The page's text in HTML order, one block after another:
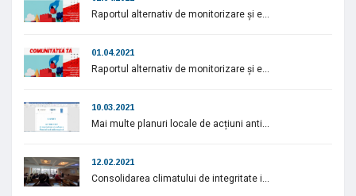
Raportul alternativ de monitorizare și e...
01.04.2021
Raportul alternativ de monitorizare și e...
10.03.2021
Mai multe planuri locale de acțiuni anti...
12.02.2021
Consolidarea climatului de integritate i...